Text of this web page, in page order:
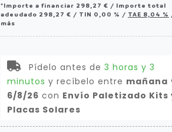
*Importe a financiar 298,27 € / Importe total
adeudado 298,27 € / TIN 0,00 % / TAE 8,04 %
más
Pídelo antes de 3 horas y 3
minutos y recíbelo entre mañana
6/8/26 con Envío Paletizado Kits
Placas Solares